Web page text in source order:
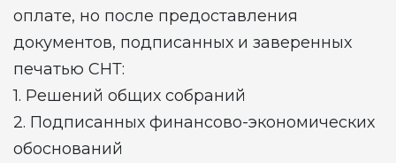
оплате, но после предоставления
документов, подписанных и заверенных
печатью СНТ:
1. Решений общих собраний
2. Подписанных финансово-экономических
обоснований